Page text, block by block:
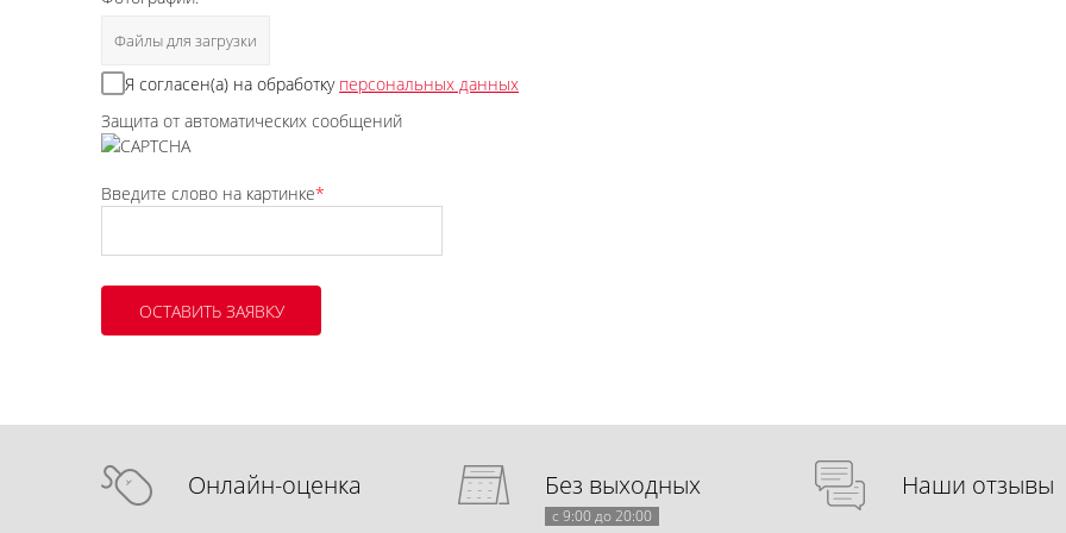
Файлы для загрузки
Я согласен(а) на обработку персональных данных
Защита от автоматических сообщений
Введите слово на картинке*
Онлайн-оценка Без выходных
с 9:00 до 20:00
Наши отзывы